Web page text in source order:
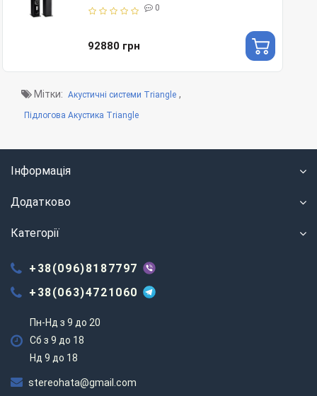
0
92880 грн
Мітки: Акустичні системи Triangle ,
Підлогова Акустика Triangle
Інформація
Додатково
Категорії
+38(096)8187797
+38(063)4721060
Пн-Нд з 9 до 20
Сб з 9 до 18
Нд 9 до 18
stereohata@gmail.com